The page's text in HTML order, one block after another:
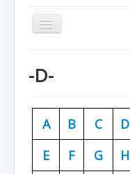
Basculer
la
Chronologie
Escadrilles
Organisation
Avions
-D-
A B C
D
E
F G
H